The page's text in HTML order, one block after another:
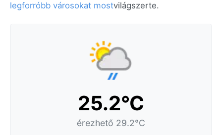
legforróbb városokat mostvilágszerte.
25.2°C
érezhető 29.2°C